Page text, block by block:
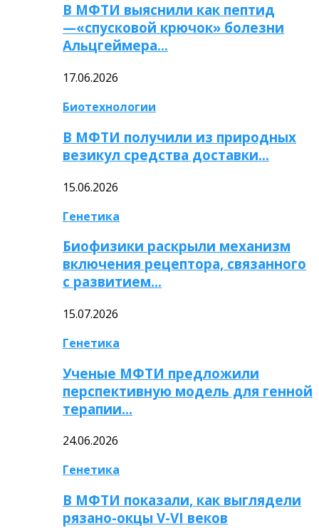
В МФТИ выяснили как пептид
—«спусковой крючок» болезни
Альцгеймера…
17.06.2026
Биотехнологии
В МФТИ получили из природных
везикул средства доставки…
15.06.2026
Генетика
Биофизики раскрыли механизм
включения рецептора, связанного
с развитием…
15.07.2026
Генетика
Ученые МФТИ предложили
перспективную модель для генной
терапии…
24.06.2026
Генетика
В МФТИ показали, как выглядели
рязано-окцы V-VI веков